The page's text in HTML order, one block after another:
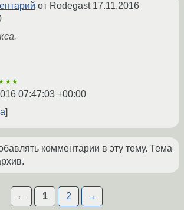
от Rodegast 17.11.2016
07:47:03 +00:00
комментарии в эту тему. Тема
← 1 2 →